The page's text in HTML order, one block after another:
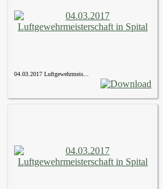
04.03.2017 Luftgewehrmeis...